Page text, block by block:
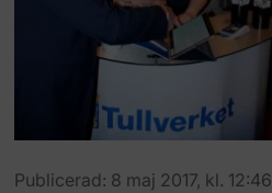
Publicerad: 8 maj 2017, kl. 12:46